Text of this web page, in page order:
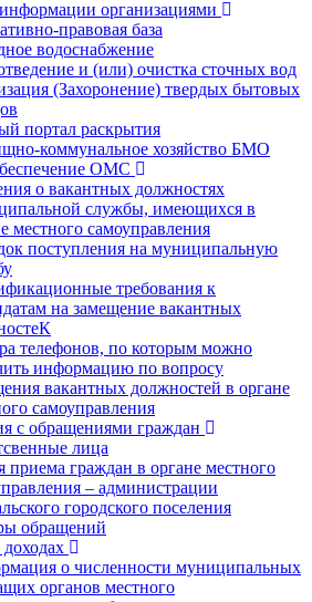
организациями
правовая база
водоснабжение
и (или) очистка сточных вод
(Захоронение) твердых бытовых
портал раскрытия
коммунальное хозяйство БМО
ОМС
о вакантных должностях
службы, имеющихся в
местного самоуправления
поступления на муниципальную
требования к
на замещение вакантных
телефонов, по которым можно
информацию по вопросу
вакантных должностей в органе
самоуправления
с обращениями граждан
лица
приема граждан в органе местного
– администрации
городского поселения
обращений
о численности муниципальных
органов местного